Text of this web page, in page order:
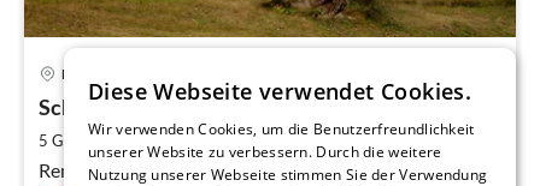
Lauterbach
Schwarzwaldhäuschen
5 Gäste60 m2 2Schlafzimmer
Renoviertes denkmalgeschütztes Schwarzwaldhaus
Diese Webseite verwendet Cookies.
Wir verwenden Cookies, um die Benutzerfreundlichkeit
unserer Website zu verbessern. Durch die weitere
Nutzung unserer Webseite stimmen Sie der Verwendung